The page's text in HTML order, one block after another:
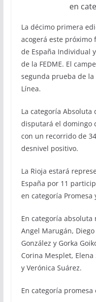
en
La décimo primera
acogerá este próximo
de España Individual
de la FEDME. El
segunda prueba de la
Línea.
La categoría Absoluta
disputará el domingo
con un recorrido de
desnivel positivo.
La Rioja estará
España por 11
en categoría Promesa
En categoría absoluta
Angel Marugán, Diego
González y Gorka
Corina Mesplet, Elena
y Verónica Suárez.
En categoría promesa